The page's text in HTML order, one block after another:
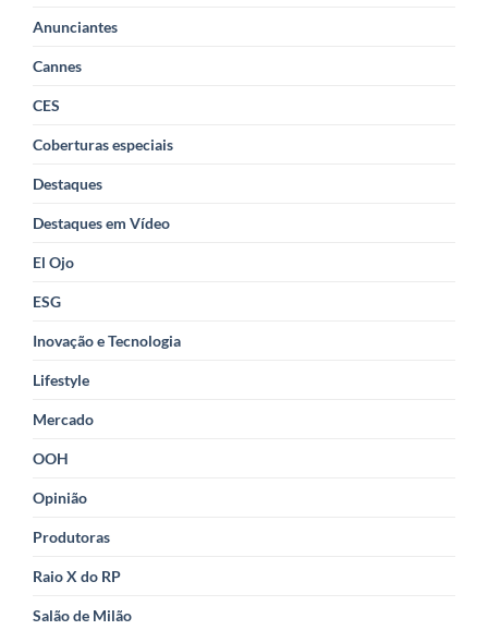
Anunciantes
Cannes
CES
Coberturas especiais
Destaques
Destaques em Vídeo
El Ojo
ESG
Inovação e Tecnologia
Lifestyle
Mercado
OOH
Opinião
Produtoras
Raio X do RP
Salão de Milão